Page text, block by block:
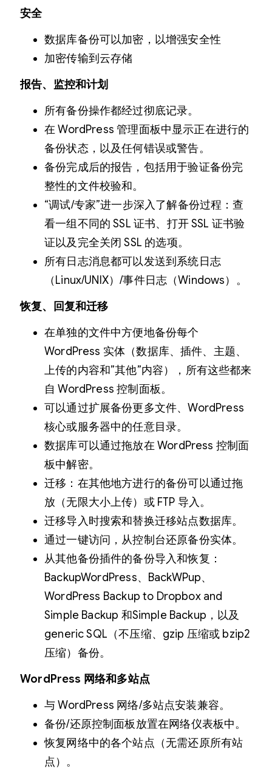
安全
数据库备份可以加密，以增强安全性
加密传输到云存储
报告、监控和计划
所有备份操作都经过彻底记录。
在 WordPress 管理面板中显示正在进行的
备份状态，以及任何错误或警告。
备份完成后的报告，包括用于验证备份完
整性的文件校验和。
“调试/专家”进一步深入了解备份过程：查
看一组不同的 SSL 证书、打开 SSL 证书验
证以及完全关闭 SSL 的选项。
所有日志消息都可以发送到系统日志
（Linux/UNIX）/事件日志（Windows）。
恢复、回复和迁移
在单独的文件中方便地备份每个
WordPress 实体（数据库、插件、主题、
上传的内容和”其他”内容），所有这些都来
自 WordPress 控制面板。
可以通过扩展备份更多文件、WordPress
核心或服务器中的任意目录。
数据库可以通过拖放在 WordPress 控制面
板中解密。
迁移：在其他地方进行的备份可以通过拖
放（无限大小上传）或 FTP 导入。
迁移导入时搜索和替换迁移站点数据库。
通过一键访问，从控制台还原备份实体。
从其他备份插件的备份导入和恢复：
BackupWordPress、BackWPup、
WordPress Backup to Dropbox and
Simple Backup 和Simple Backup，以及
generic SQL（不压缩、gzip 压缩或 bzip2
压缩）备份。
WordPress 网络和多站点
与 WordPress 网络/多站点安装兼容。
备份/还原控制面板放置在网络仪表板中。
恢复网络中的各个站点（无需还原所有站
点）。